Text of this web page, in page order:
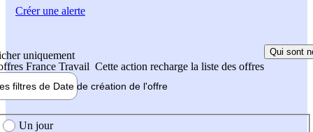
uniquement
France Travail Cette action recharge la liste des offres
Qui sont
filtres de Date de création de l'offre
création de l'offre
Un jour
Créer une alerte